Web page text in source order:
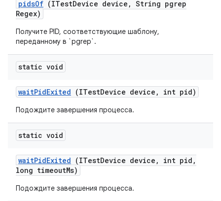
pidsOf (ITestDevice device , String pgrep
Regex)
Получите PID, соответствующие шаблону,
переданному в `pgrep`.
static void
waitPidExited (ITestDevice device , int pid)
Подождите завершения процесса.
static void
waitPidExited (ITestDevice device , int pid ,
long timeoutMs)
Подождите завершения процесса.